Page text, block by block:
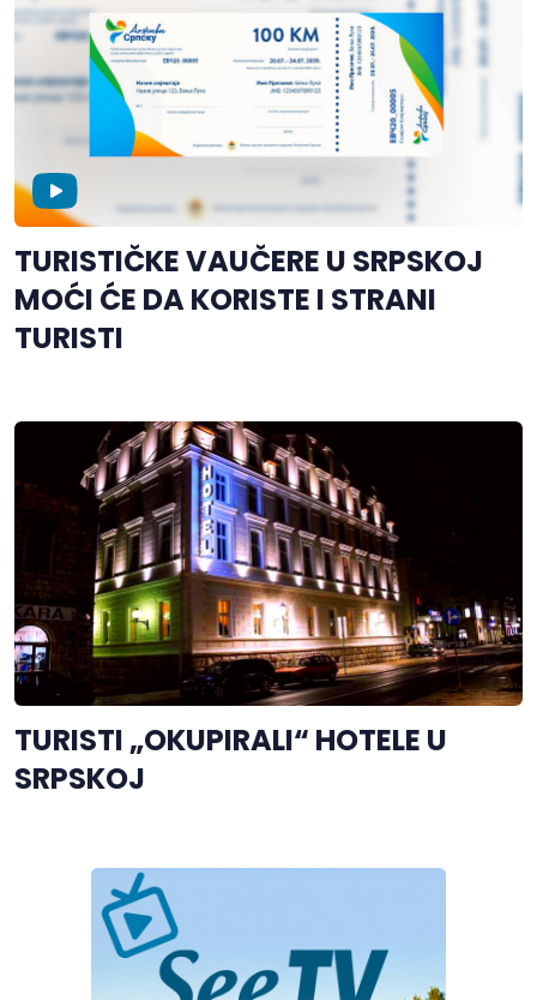
TURISTIČKE VAUČERE U SRPSKOJ
MOĆI ĆE DA KORISTE I STRANI
TURISTI
TURISTI „OKUPIRALI“ HOTELE U
SRPSKOJ